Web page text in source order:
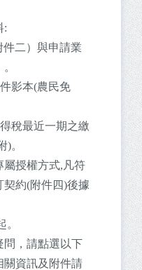
:
二）與申請業
影本(農民免
稅最近一期之繳
)。
屬授權方式,凡符
約(附件四)後據
問，請點選以下
關資訊及附件請